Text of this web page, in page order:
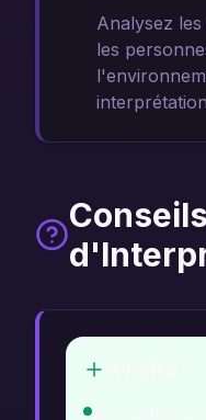
Analysez
les
Conseils